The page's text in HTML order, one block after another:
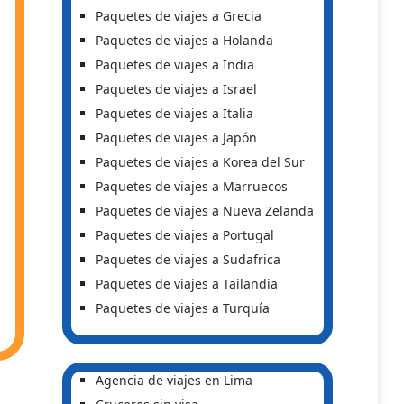
Paquetes de viajes a Grecia
Paquetes de viajes a Holanda
Paquetes de viajes a India
Paquetes de viajes a Israel
Paquetes de viajes a Italia
Paquetes de viajes a Japón
Paquetes de viajes a Korea del Sur
Paquetes de viajes a Marruecos
Paquetes de viajes a Nueva Zelanda
Paquetes de viajes a Portugal
Paquetes de viajes a Sudafrica
Paquetes de viajes a Tailandia
Paquetes de viajes a Turquía
Agencia de viajes en Lima